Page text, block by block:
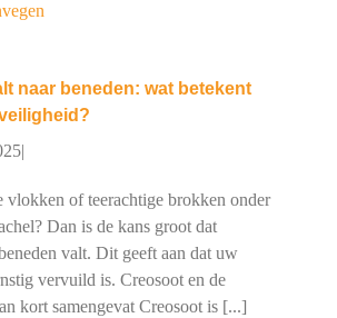
naar beneden: wat betekent
|
vlokken of teerachtige brokken onder
Dan is de kans groot dat
valt. Dit geeft aan dat uw
vervuild is. Creosoot en de
kort samengevat Creosoot is [...]